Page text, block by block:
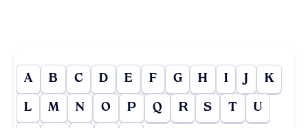
A B C D E F G H I J K
L M N O P Q R S T U